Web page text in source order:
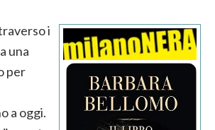
i
una
per
a oggi.